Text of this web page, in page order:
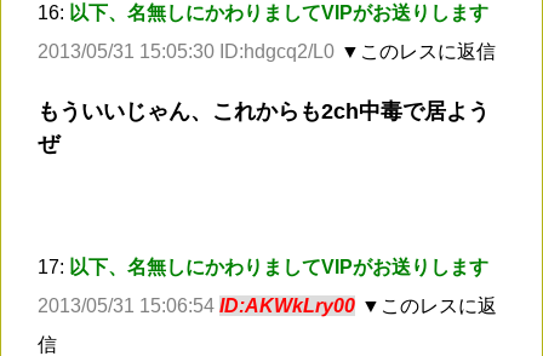
16: 以下、名無しにかわりましてVIPがお送りします
2013/05/31 15:05:30 ID:hdgcq2/L0 ▼このレスに返信
もういいじゃん、これからも2ch中毒で居よう
ぜ
17: 以下、名無しにかわりましてVIPがお送りします
2013/05/31 15:06:54 ID:AKWkLry00 ▼このレスに返
信